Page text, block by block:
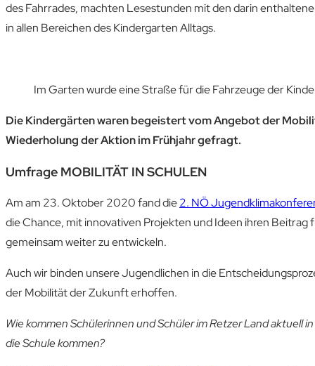
des Fahrrades, machten Lesestunden mit den darin
in allen Bereichen des Kindergarten Alltags.
Im Garten wurde eine Straße für die Fahrzeuge der
Die Kindergärten waren begeistert vom Angebot der
Wiederholung der Aktion im Frühjahr gefragt.
Umfrage MOBILITÄT IN SCHULEN
Am am 23. Oktober 2020 fand die2. NÖ
die Chance, mit innovativen Projekten und Ideen ihren
gemeinsam weiter zu entwickeln.
Auch wir binden unsere Jugendlichen in die
der Mobilität der Zukunft erhoffen.
Wie kommen Schülerinnen und Schüler im Retzer Landaktuell
die Schule kommen?